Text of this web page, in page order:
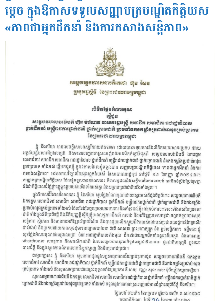
ម្តេច ក្នុងឱកាសទទួលសញ្ញាបត្របណ្ឌិតកិត្តិយស
«ភាពជាអ្នកដឹកនាំ និងការកសាងសន្តិភាព»